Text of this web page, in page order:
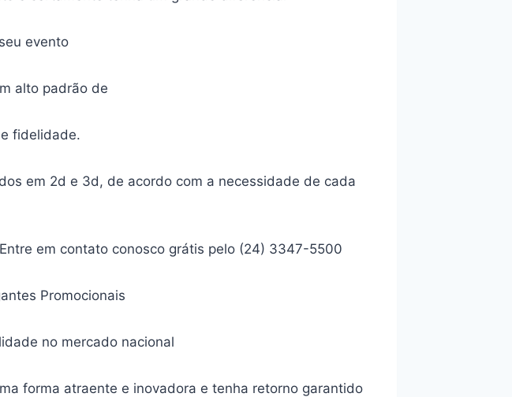
evento
alto padrão de
fidelidade.
em 2d e 3d, de acordo com a necessidade de cada
em contato conosco grátis pelo (24) 3347-5500
Promocionais
no mercado nacional
forma atraente e inovadora e tenha retorno garantido